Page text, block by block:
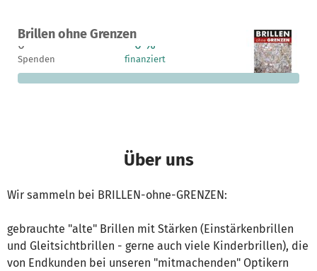
Brillen ohne Grenzen
Ein Projekt in Freisen-Oberkirchen, Deutschland
0
Spenden
0 %
finanziert
4.000 €
fehlen noch
Über uns
Wir sammeln bei BRILLEN-ohne-GRENZEN:
gebrauchte "alte" Brillen mit Stärken (Einstärkenbrillen
und Gleitsichtbrillen - gerne auch viele Kinderbrillen), die
von Endkunden bei unseren "mitmachenden" Optikern